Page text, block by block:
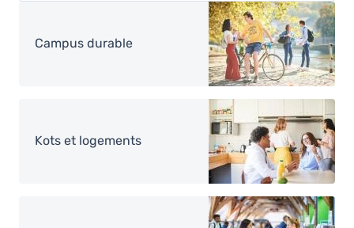
Image
Campus durable
Image
Kots et logements
Image